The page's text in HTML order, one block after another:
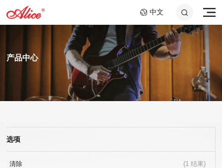
中文
AWR58-7SL 09-58超轻
弦,七弦镀镍合金电吉他
弦,镍钢电吉他弦
A807 钢绳芯镍铬大提琴
弦
琴弦
A046C 钢环指套 -长加
短套装
产品中心
选项
清除 (1结果)